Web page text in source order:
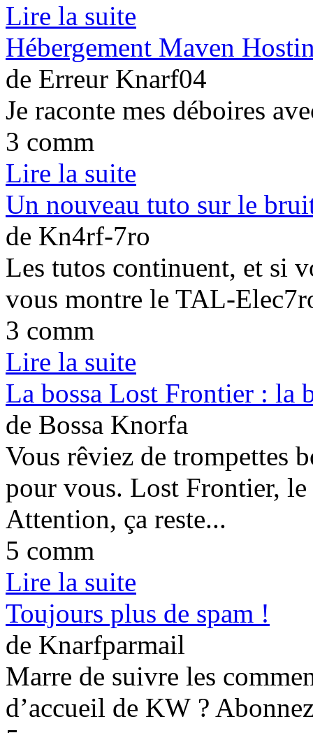
Lire la suite
Hébergement Maven
de Erreur Knarf04
Je raconte mes déboires
3 comm
Lire la suite
Un nouveau tuto sur le
de Kn4rf-7ro
Les tutos continuent, et si
vous montre le TAL-
3 comm
Lire la suite
La bossa Lost Frontier : la
de Bossa Knorfa
Vous rêviez de trompettes
pour vous. Lost Frontier,
Attention, ça reste...
5 comm
Lire la suite
Toujours plus de spam !
de Knarfparmail
Marre de suivre les
d’accueil de KW ?